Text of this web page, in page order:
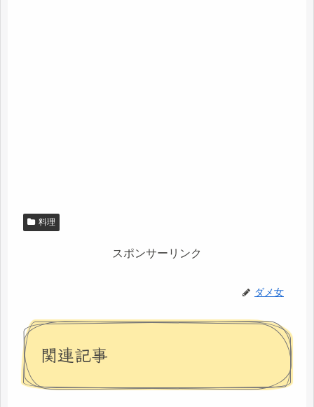
料理
スポンサーリンク
ダメ女
関連記事